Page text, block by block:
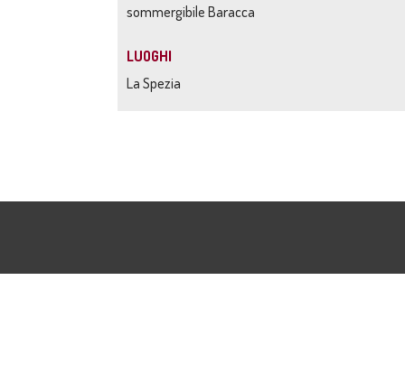
sommergibile Baracca
LUOGHI
La Spezia